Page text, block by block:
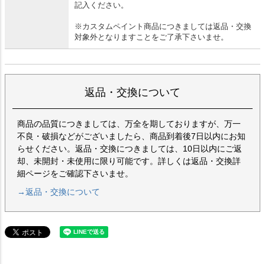
記入ください。
※カスタムペイント商品につきましては返品・交換
対象外となりますことをご了承下さいませ。
返品・交換について
商品の品質につきましては、万全を期しておりますが、万一
不良・破損などがございましたら、商品到着後7日以内にお知
らせください。返品・交換につきましては、10日以内にご返
却、未開封・未使用に限り可能です。詳しくは返品・交換詳
細ページをご確認下さいませ。
→返品・交換について